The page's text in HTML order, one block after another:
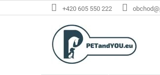
na
+420 605 550 222